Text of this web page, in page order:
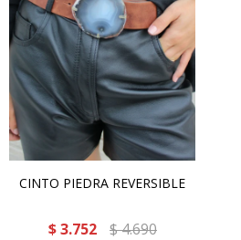
CINTO PIEDRA REVERSIBLE
$ 3.752 $4.690